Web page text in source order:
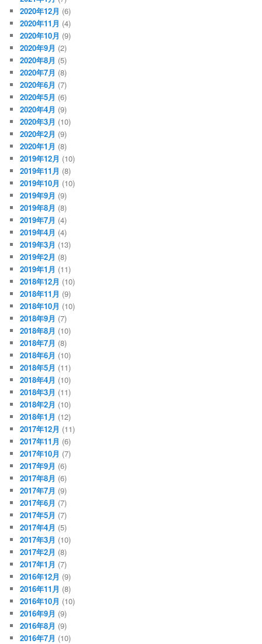
2020年12月 (6)
2020年11月 (4)
2020年10月 (9)
2020年9月 (2)
2020年8月 (5)
2020年7月 (8)
2020年6月 (7)
2020年5月 (6)
2020年4月 (9)
2020年3月 (10)
2020年2月 (9)
2020年1月 (8)
2019年12月 (10)
2019年11月 (8)
2019年10月 (10)
2019年9月 (9)
2019年8月 (8)
2019年7月 (4)
2019年4月 (4)
2019年3月 (13)
2019年2月 (8)
2019年1月 (11)
2018年12月 (10)
2018年11月 (9)
2018年10月 (10)
2018年9月 (7)
2018年8月 (10)
2018年7月 (8)
2018年6月 (10)
2018年5月 (11)
2018年4月 (10)
2018年3月 (11)
2018年2月 (10)
2018年1月 (12)
2017年12月 (11)
2017年11月 (6)
2017年10月 (7)
2017年9月 (6)
2017年8月 (6)
2017年7月 (9)
2017年6月 (7)
2017年5月 (7)
2017年4月 (5)
2017年3月 (10)
2017年2月 (8)
2017年1月 (7)
2016年12月 (9)
2016年11月 (8)
2016年10月 (10)
2016年9月 (9)
2016年8月 (9)
2016年7月 (10)